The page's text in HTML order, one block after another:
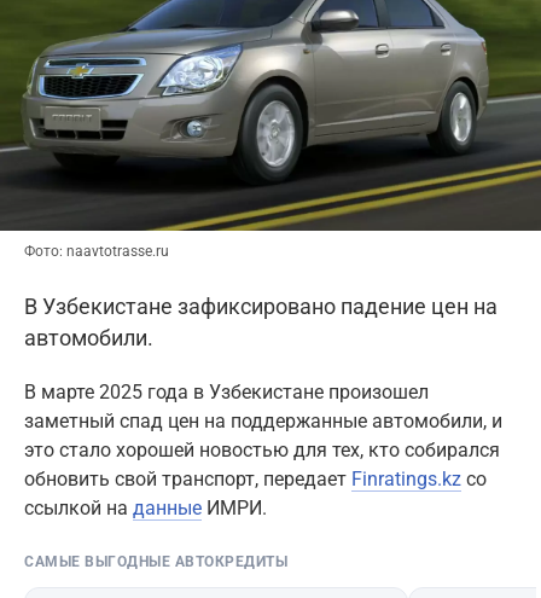
Фото: naavtotrasse.ru
В Узбекистане зафиксировано падение цен на
автомобили.
В марте 2025 года в Узбекистане произошел
заметный спад цен на поддержанные автомобили, и
это стало хорошей новостью для тех, кто собирался
обновить свой транспорт, передает Finratings.kz со
ссылкой на данные ИМРИ.
САМЫЕ ВЫГОДНЫЕ АВТОКРЕДИТЫ